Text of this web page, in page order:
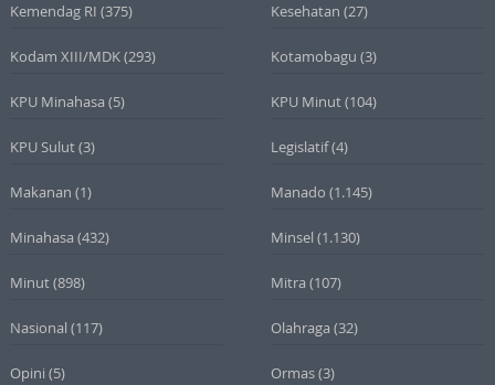
Kemendag RI (375) Kesehatan (27)
Kodam XIII/MDK(293) Kotamobagu (3)
KPU Minahasa (5) KPU Minut(104)
KPU Sulut(3) Legislatif(4)
Makanan (1) Manado (1.145)
Minahasa (432) Minsel (1.130)
Minut(898) Mitra (107)
Nasional (117) Olahraga (32)
Opini (5) Ormas(3)